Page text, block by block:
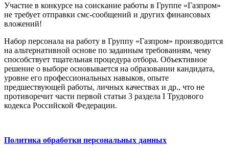
Участие в конкурсе на соискание работы в Группе «Газпром»
не требует отправки смс-сообщений и других финансовых
вложений!
Набор персонала на работу в Группу «Газпром» производится
на альтернативной основе по заданным требованиям, чему
способствует тщательная процедура отбора. Объективное
решение о выборе основывается на образовании кандидата,
уровне его профессиональных навыков, опыте
предшествующей работы, личных качествах и др., что не
противоречит части первой статьи 3 раздела I Трудового
кодекса Российской Федерации.
Политика обработки персональных данных